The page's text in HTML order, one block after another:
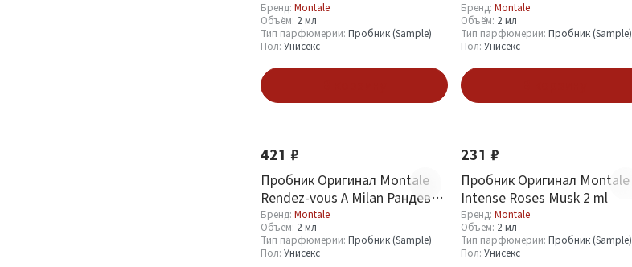
Бренд: Montale
Объём: 2 мл
Тип парфюмерии: Пробник (Sample)
Пол: Унисекс
Parfum 2 ml
Бренд: Montale
Объём: 2 мл
Тип парфюмерии: Пробник (Sample)
Пол: Унисекс
421 ₽
Пробник Оригинал Montale
Rendez-vous A Milan Рандеву
В Милане 2 ml
Бренд: Montale
Объём: 2 мл
Тип парфюмерии: Пробник (Sample)
Пол: Унисекс
231 ₽
Пробник Оригинал Montale
Intense Roses Musk 2 ml
Бренд: Montale
Объём: 2 мл
Тип парфюмерии: Пробник (Sample)
Пол: Унисекс